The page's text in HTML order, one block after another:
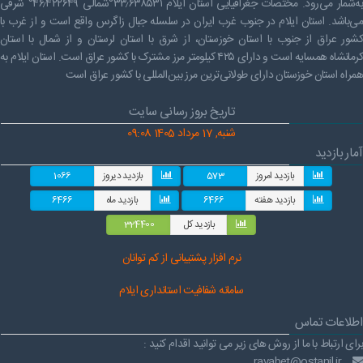
می‌باشد. استان ایلام در جنوب غرب ایران در سلسله جبال زاگرس واقع است و از غرب با
کشور عراق از جنوب با استان خوزستان، از شرق با استان لرستان و از شمال با استان
کرمانشاه همسایه است و دارای ۴۲۵ کیلومتر مرز مشترک با کشور عراق است. استان ایلام به
همراه استان خوزستان دارای طولانی‌ترین مرز بین‌المللی با کشور عراق است
تاریخ بروز رسانی سایت
شنبه, 17 مرداد 1405 09:08
آمار بازدید
بازدید امروز 573 بازدید دیروز
1066
بازدید هفته
6466 بازدید ماه
6466
بازدید کل
324400
نرم افزار پشتیبانی از کم توانان
سامانه شفافیت استانداری ایلام
اطلاعات تماس
برای ارتباط با ما از روش های زیر می توانید اقدام کنید :
راهنمای فعالان اقتصادی
قانون برنامه هفتم توسعه
قوانین عادی
آئین نامه ها
اسناد بالادستی